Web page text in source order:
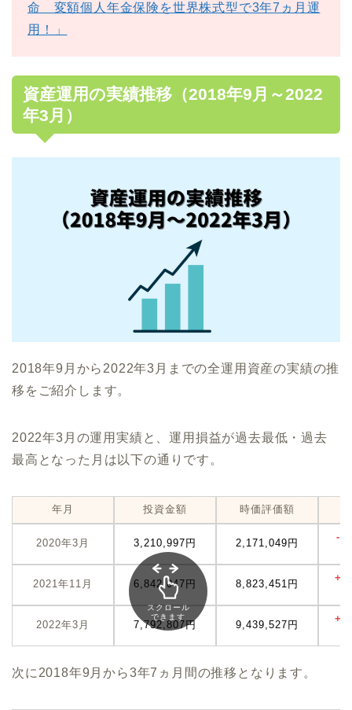
命 変額個人年金保険を世界株式型で3年7ヵ月運
用！」
資産運用の実績推移（2018年9月～2022
年3月）
2018年9月から2022年3月までの全運用資産の実績の推
移をご紹介します。
2022年3月の運用実績と、運用損益が過去最低・過去
最高となった月は以下の通りです。
年月 投資金額 時価評価額
2020年3月 3,210,997円 2,171,049円
-
2021年11月 6,842,047円 8,823,451円
2022年3月 7,792,807円 9,439,527円
スクロール
できます
次に2018年9月から3年7ヵ月間の推移となります。